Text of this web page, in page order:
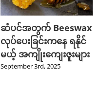
ဆံပင်အတွက် Beeswax
လုပ်ပေးခြင်းကနေ ရနိုင်
မယ့် အကျိုးကျေးဇူးများ
September 3rd, 2025